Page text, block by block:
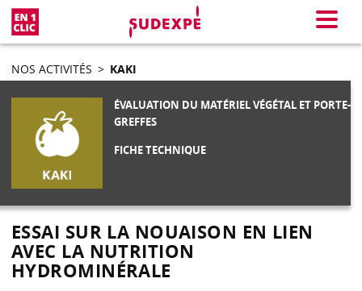
Menu
NOS ACTIVITÉS > KAKI
ÉVALUATION DU MATÉRIEL VÉGÉTAL ET PORTE-
GREFFES
FICHE TECHNIQUE
ESSAI SUR LA NOUAISON EN LIEN
AVEC LA NUTRITION
HYDROMINÉRALE